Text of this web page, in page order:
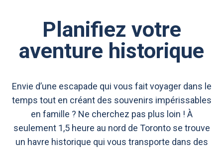
Planifiez votre
aventure historique
Envie d’une escapade qui vous fait voyager dans le
temps tout en créant des souvenirs impérissables
en famille ? Ne cherchez pas plus loin ! À
seulement 1,5 heure au nord de Toronto se trouve
un havre historique qui vous transporte dans des